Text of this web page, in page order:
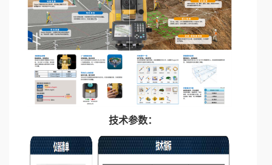
技术参数：